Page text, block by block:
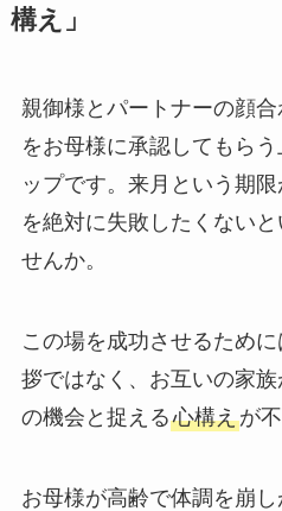
構え」
親御様とパートナーの顔
をお母様に承認してもら
ップです。来月という期
を絶対に失敗したくない
せんか。
この場を成功させるため
拶ではなく、お互いの家
の機会と捉える心構えが
お母様が高齢で体調を崩